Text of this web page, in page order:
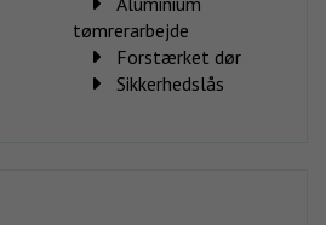
tømrerarbejde
Forstærket dør
Sikkerhedslås